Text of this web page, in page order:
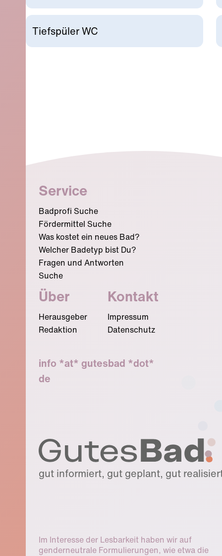
Tiefspüler WC
Service
Badprofi Suche
Fördermittel Suche
Was kostet ein neues Bad?
Welcher Badetyp bist Du?
Fragen und Antworten
Suche
Über
Herausgeber
Redaktion
Kontakt
Impressum
Datenschutz
info *at* gutesbad *dot*
de
gut informiert, gut geplant, gut
Im Interesse der Lesbarkeit haben wir auf
genderneutrale Formulierungen, wie etwa die